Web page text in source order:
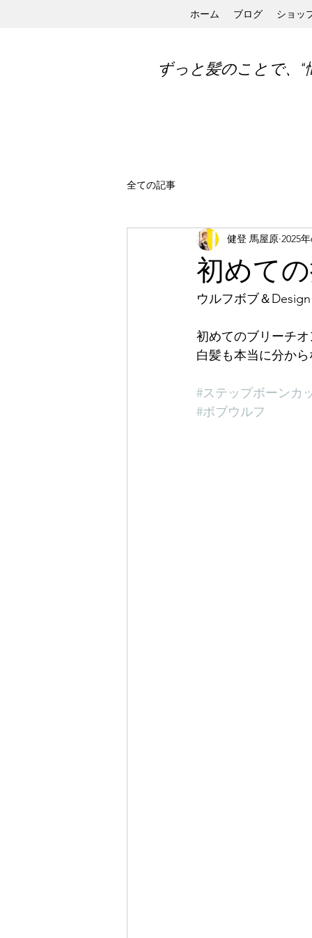
ホーム ブログ ショッ
ずっと髪のことで、
全ての記事
初めて
健登 馬屋原 2025
ウルフボブ＆
初めてのブリーチオ
白髪も本当に分か
#ステップボーンカ
#ボブウルフ